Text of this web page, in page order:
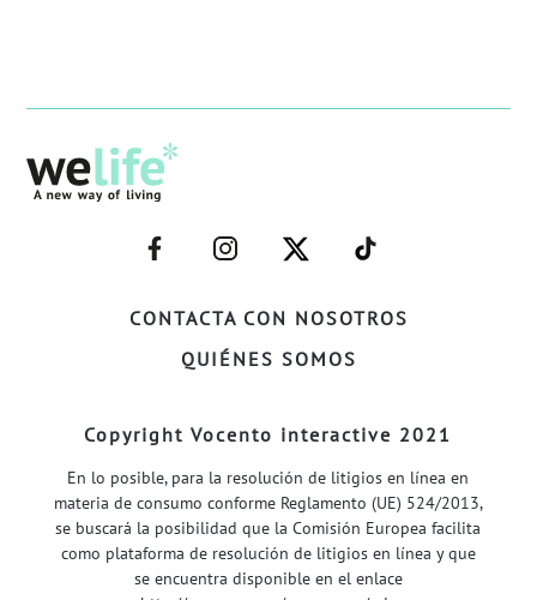
CONTACTA CON NOSOTROS
QUIÉNES SOMOS
–
FACEBOOK–
–
INSTAGRAM–
–
TWITTER–
–
WELIFE–
Copyright Vocento interactive 2021
En lo posible, para la resolución de litigios en línea en
materia de consumo conforme Reglamento (UE) 524/2013,
se buscará la posibilidad que la Comisión Europea facilita
como plataforma de resolución de litigios en línea y que
se encuentra disponible en el enlace